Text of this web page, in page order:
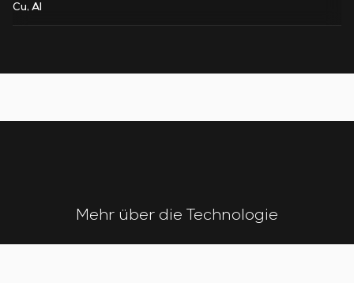
Cu, Al
Mehr über die Technologie